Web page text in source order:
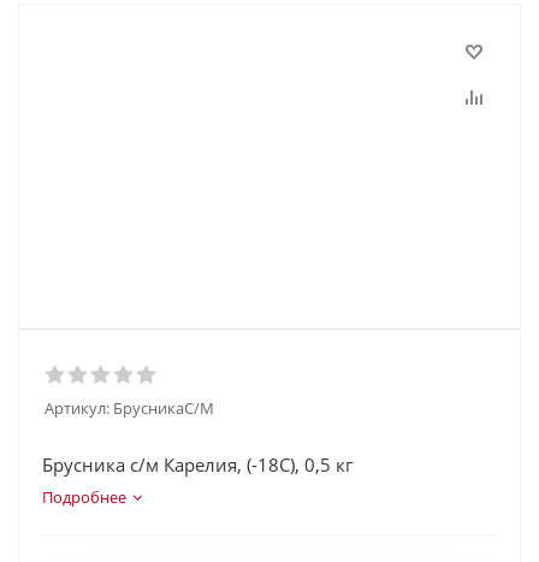
Артикул: БрусникаС/М
Брусника с/м Карелия, (-18С), 0,5 кг
Подробнее